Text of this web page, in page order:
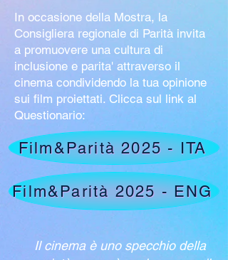
In occasione della Mostra, la
Consigliera regionale di Parità invita
a promuovere una cultura di
inclusione e parita' attraverso il
cinema condividendo la tua opinione
sui film proiettati. Clicca sul link al
Questionario:
Film&Parità 2025 - ITA
Film&Parità 2025 - ENG
Il cinema è uno specchio della